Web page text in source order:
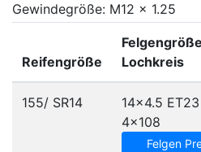
Gewindegröße: M12 x 1.25
Reifengröße
Lochkreis
155/ SR14
14x4.5 ET23
4x108
Felgen